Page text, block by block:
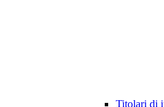
Titolari di